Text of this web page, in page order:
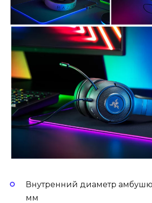
Внутренний диаметр
мм